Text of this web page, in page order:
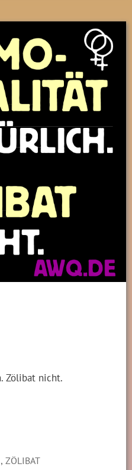
Zölibat nicht.
, ZÖLIBAT